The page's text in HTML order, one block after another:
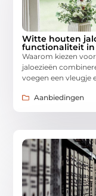
Witte houten
functionaliteit in
Waarom kiezen
jaloezieën
voegen een vleugje
Aanbiedingen